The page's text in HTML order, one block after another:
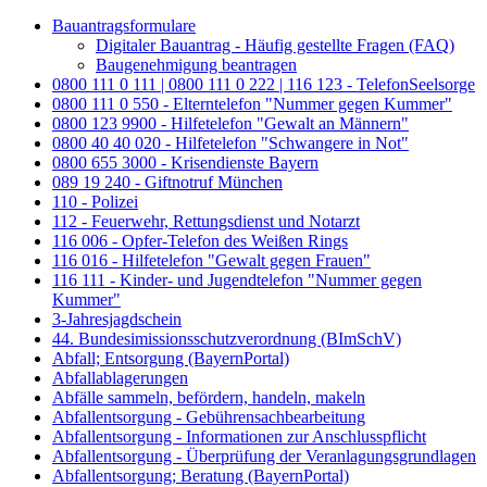
Bauantragsformulare
Digitaler Bauantrag - Häufig gestellte Fragen (FAQ)
Baugenehmigung beantragen
0800 111 0 111 | 0800 111 0 222 | 116 123 - TelefonSeelsorge
0800 111 0 550 - Elterntelefon "Nummer gegen Kummer"
0800 123 9900 - Hilfetelefon "Gewalt an Männern"
0800 40 40 020 - Hilfetelefon "Schwangere in Not"
0800 655 3000 - Krisendienste Bayern
089 19 240 - Giftnotruf München
110 - Polizei
112 - Feuerwehr, Rettungsdienst und Notarzt
116 006 - Opfer-Telefon des Weißen Rings
116 016 - Hilfetelefon "Gewalt gegen Frauen"
116 111 - Kinder- und Jugendtelefon "Nummer gegen
Kummer"
3-Jahresjagdschein
44. Bundesimissionsschutzverordnung (BImSchV)
Abfall; Entsorgung (BayernPortal)
Abfallablagerungen
Abfälle sammeln, befördern, handeln, makeln
Abfallentsorgung - Gebührensachbearbeitung
Abfallentsorgung - Informationen zur Anschlusspflicht
Abfallentsorgung - Überprüfung der Veranlagungsgrundlagen
Abfallentsorgung; Beratung (BayernPortal)